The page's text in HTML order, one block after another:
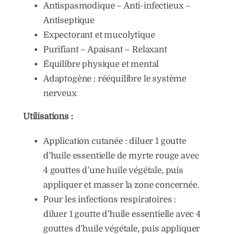
Antispasmodique – Anti-infectieux –
Antiseptique
Expectorant et mucolytique
Purifiant – Apaisant – Relaxant
Équilibre physique et mental
Adaptogène : rééquilibre le système
nerveux
Utilisations :
Application cutanée : diluer 1 goutte
d’huile essentielle de myrte rouge avec
4 gouttes d’une huile végétale, puis
appliquer et masser la zone concernée.
Pour les infections respiratoires :
diluer 1 goutte d’huile essentielle avec 4
gouttes d’huile végétale, puis appliquer